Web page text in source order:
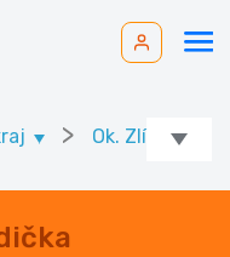
> Ok. Zlín